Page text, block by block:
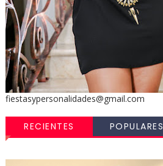
fiestasypersonalidades@gmail.com
RECIENTES POPULARES